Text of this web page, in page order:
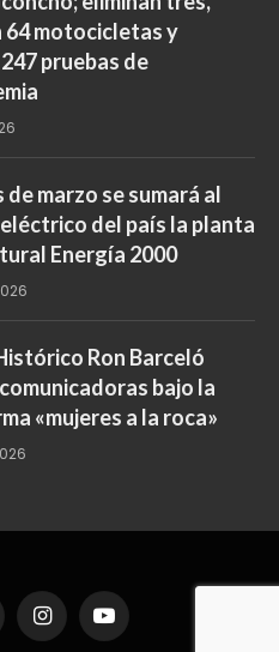
64 motocicletas y
pruebas de
de marzo se sumará al
del país la planta
Energía 2000
Ron Barceló
bajo la
«mujeres a la roca»
InstagramYouTube